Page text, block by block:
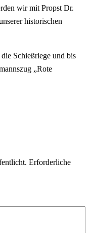
wir mit Propst Dr.
historischen
Schießriege und bis
„Rote
Erforderliche